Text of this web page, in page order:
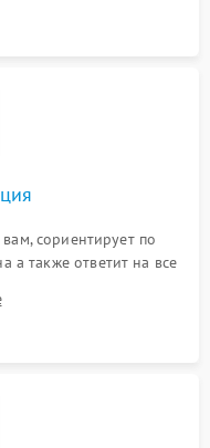
сориентирует по
а также ответит на все